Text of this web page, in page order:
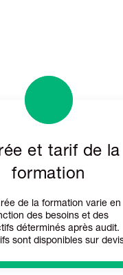
et tarif de la
formation
de la formation varie en
des besoins et des
déterminés après audit.
sont disponibles sur